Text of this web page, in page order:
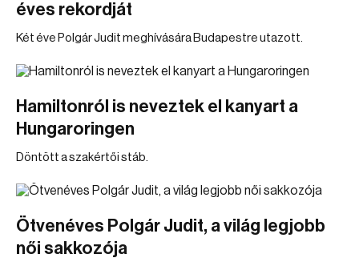
éves rekordját
Két éve Polgár Judit meghívására Budapestre utazott.
Hamiltonról is neveztek el kanyart a
Hungaroringen
Döntött a szakértői stáb.
Ötvenéves Polgár Judit, a világ legjobb
női sakkozója